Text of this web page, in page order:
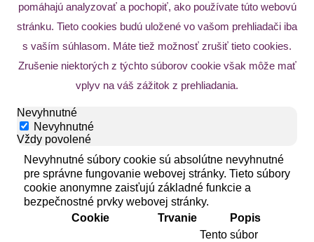
pomáhajú analyzovať a pochopiť, ako používate túto webovú
stránku. Tieto cookies budú uložené vo vašom prehliadači iba
s vaším súhlasom. Máte tiež možnosť zrušiť tieto cookies.
Zrušenie niektorých z týchto súborov cookie však môže mať
vplyv na váš zážitok z prehliadania.
Nevyhnutné
Nevyhnutné
Vždy povolené
Nevyhnutné súbory cookie sú absolútne nevyhnutné
pre správne fungovanie webovej stránky. Tieto súbory
cookie anonymne zaisťujú základné funkcie a
bezpečnostné prvky webovej stránky.
Cookie
Trvanie Popis
Tento súbor